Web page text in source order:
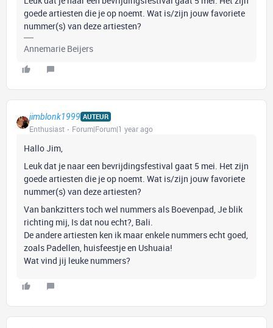
goede artiesten die je op noemt. Wat is/zijn jouw favoriete
nummer(s) van deze artiesten?
Annemarie Beijers
jimblonk1999 AUTEUR
Enthusiast Forum|Forum|1 year ago
Hallo Jim,
Leuk dat je naar een bevrijdingsfestival gaat 5 mei. Het zijn
goede artiesten die je op noemt. Wat is/zijn jouw favoriete
nummer(s) van deze artiesten?
Van bankzitters toch wel nummers als Boevenpad, Je blik
richting mij, Is dat nou echt?, Bali.
De andere artiesten ken ik maar enkele nummers echt goed,
zoals Padellen, huisfeestje en Ushuaia!
Wat vind jij leuke nummers?